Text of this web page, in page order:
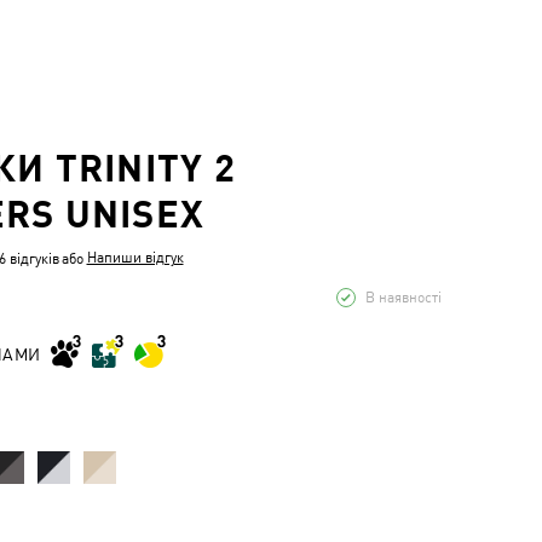
TRINITY 2
UNISEX
або Напиши відгук
В наявності